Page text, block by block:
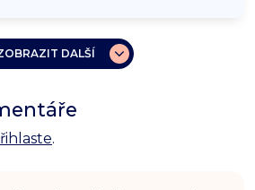
DALŠÍ
.